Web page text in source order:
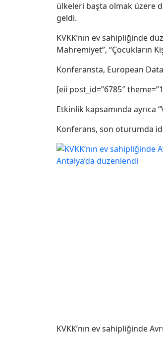
ülkeleri başta olmak üzere
geldi.
KVKK’nın ev sahipliğinde
Mahremiyet”, “Çocukların
Konferansta, European
[eii post_id=”6785″
Etkinlik kapsamında
Konferans, son oturumda
KVKK’nın ev sahipliğinde